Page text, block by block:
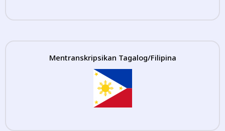
Mentranskripsikan Tagalog/Filipina